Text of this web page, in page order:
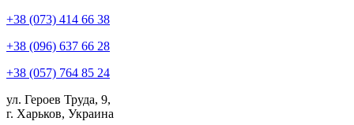
+38 (073) 414 66 38
+38 (096) 637 66 28
+38 (057) 764 85 24
ул. Героев Труда, 9,
г. Харьков, Украина